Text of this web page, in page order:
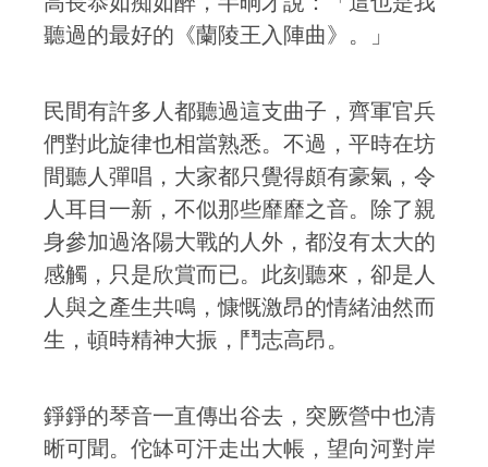
聽過的最好的《蘭陵王入陣曲》。」
民間有許多人都聽過這支曲子，齊軍官兵
們對此旋律也相當熟悉。不過，平時在坊
間聽人彈唱，大家都只覺得頗有豪氣，令
人耳目一新，不似那些靡靡之音。除了親
身參加過洛陽大戰的人外，都沒有太大的
感觸，只是欣賞而已。此刻聽來，卻是人
人與之產生共鳴，慷慨激昂的情緒油然而
生，頓時精神大振，鬥志高昂。
錚錚的琴音一直傳出谷去，突厥營中也清
晰可聞。佗缽可汗走出大帳，望向河對岸